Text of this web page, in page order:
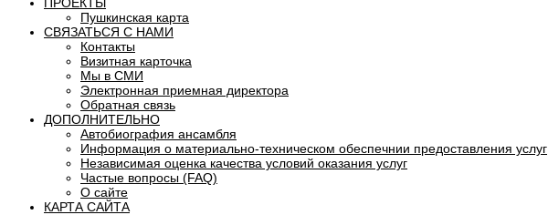
Пушкинская карта
СВЯЗАТЬСЯ С НАМИ
Контакты
Визитная карточка
Мы в СМИ
Электронная приемная директора
Обратная связь
ДОПОЛНИТЕЛЬНО
Автобиография ансамбля
Информация о материально-техническом обеспечнии предоставления услуг
Независимая оценка качества условий оказания услуг
Частые вопросы (FAQ)
О сайте
КАРТА САЙТА